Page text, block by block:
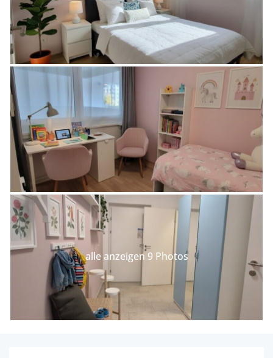
alle anzeigen 9 Photos